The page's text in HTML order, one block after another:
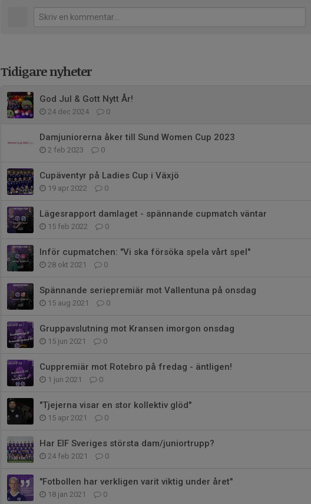
Tidigare nyheter
God Jul & Gott Nytt År!
24 dec 2024 0
Damjuniorerna åker till Sund Women Cup 2023
2 feb 2023 0
Cupäventyr på Ladies Cup i Växjö
19 apr 2022 0
Lägesrapport damlaget - spännande cupmatch väntar
15 feb 2022 0
Inför cupmatchen: "Vi ska försöka spela vårt spel"
28 okt 2021 0
Spännande seriepremiär mot Vallentuna på onsdag
15 aug 2021 0
Gruppavslutning mot Kransen imorgon onsdag
15 jun 2021 0
Cuppremiär mot Rotebro på fredag - äntligen!
1 jun 2021 0
"Tjejerna visar en stor kollektiv glöd"
15 apr 2021 0
Har EIF Sveriges största dam/juniortrupp?
24 feb 2021 0
"Fotbollen har verkligen varit viktig under året"
18 jan 2021 0